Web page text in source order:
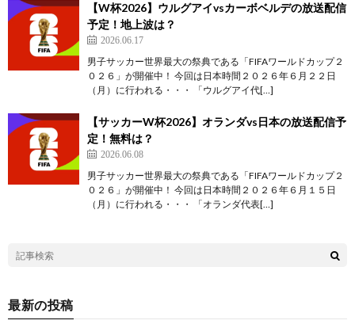
【W杯2026】ウルグアイvsカーボベルデの放送配信
予定！地上波は？
2026.06.17
男子サッカー世界最大の祭典である「FIFAワールドカップ２
０２６」が開催中！ 今回は日本時間２０２６年６月２２日
（月）に行われる・・・ 「ウルグアイ代[…]
【サッカーW杯2026】オランダvs日本の放送配信予
定！無料は？
2026.06.08
男子サッカー世界最大の祭典である「FIFAワールドカップ２
０２６」が開催中！ 今回は日本時間２０２６年６月１５日
（月）に行われる・・・ 「オランダ代表[…]
最新の投稿